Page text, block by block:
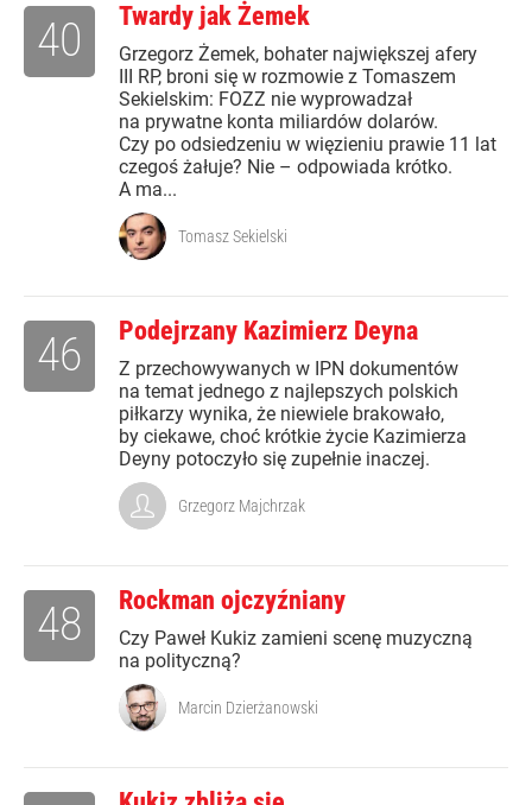
Twardy jak Żemek
Grzegorz Żemek, bohater największej afery
III RP, broni się w rozmowie z Tomaszem
Sekielskim: FOZZ nie wyprowadzał
na prywatne konta miliardów dolarów.
Czy po odsiedzeniu w więzieniu prawie 11 lat
czegoś żałuje? Nie – odpowiada krótko.
A ma...
40
Tomasz Sekielski
Podejrzany Kazimierz Deyna
Z przechowywanych w IPN dokumentów
na temat jednego z najlepszych polskich
piłkarzy wynika, że niewiele brakowało,
by ciekawe, choć krótkie życie Kazimierza
Deyny potoczyło się zupełnie inaczej.
46
Grzegorz Majchrzak
Rockman ojczyźniany
Czy Paweł Kukiz zamieni scenę muzyczną
na polityczną?
48
Marcin Dzierżanowski